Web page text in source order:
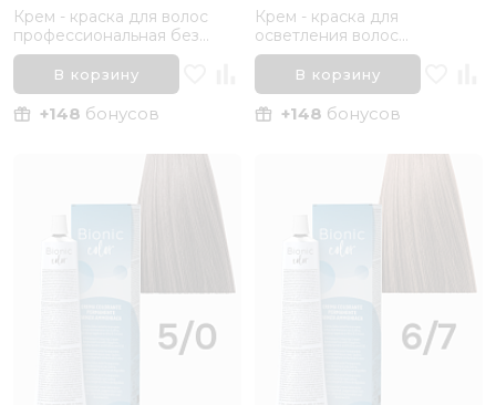
Крем - краска для волос
профессиональная без
аммиака Inebrya Bionic Color
5/1 Светлый каштановый
Пепельный, 100 мл
В корзину
+148 бонусов
Крем - краска для
осветления волос
профессиональная без
аммиака Inebrya Bionic Color
11/0 Суперосветляющий
блонд Натуральный, 100 мл
В корзину
+148 бонусов